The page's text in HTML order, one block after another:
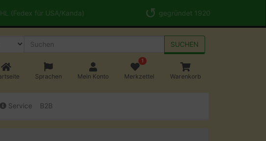
(Fedex für USA/Kanda) gegründet 1920
SUCHEN
Sprachen Mein Konto
1
Merkzettel Warenkorb
Service B2B